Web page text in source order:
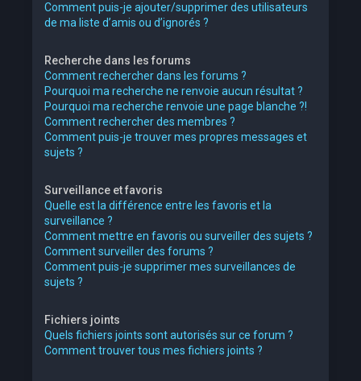
Comment puis-je ajouter/supprimer des utilisateurs
de ma liste d’amis ou d’ignorés ?
Recherche dans les forums
Comment rechercher dans les forums ?
Pourquoi ma recherche ne renvoie aucun résultat ?
Pourquoi ma recherche renvoie une page blanche ?!
Comment rechercher des membres ?
Comment puis-je trouver mes propres messages et
sujets ?
Surveillance et favoris
Quelle est la différence entre les favoris et la
surveillance ?
Comment mettre en favoris ou surveiller des sujets ?
Comment surveiller des forums ?
Comment puis-je supprimer mes surveillances de
sujets ?
Fichiers joints
Quels fichiers joints sont autorisés sur ce forum ?
Comment trouver tous mes fichiers joints ?